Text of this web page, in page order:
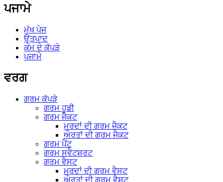
ਪਜਾਮੇ
ਮੁੱਖ ਪੇਜ
ਉਤਪਾਦ
ਕੰਮ ਦੇ ਕੱਪੜੇ
ਪਜਾਮੇ
ਵਰਗ
ਗਰਮ ਕੱਪੜੇ
ਗਰਮ ਹੂਡੀ
ਗਰਮ ਜੈਕਟ
ਮਰਦਾਂ ਦੀ ਗਰਮ ਜੈਕਟ
ਔਰਤਾਂ ਦੀ ਗਰਮ ਜੈਕਟ
ਗਰਮ ਪੈਂਟ
ਗਰਮ ਸਵੈਟਸ਼ਰਟ
ਗਰਮ ਵੈਸਟ
ਮਰਦਾਂ ਦੀ ਗਰਮ ਵੈਸਟ
ਔਰਤਾਂ ਦੀ ਗਰਮ ਵੈਸਟ